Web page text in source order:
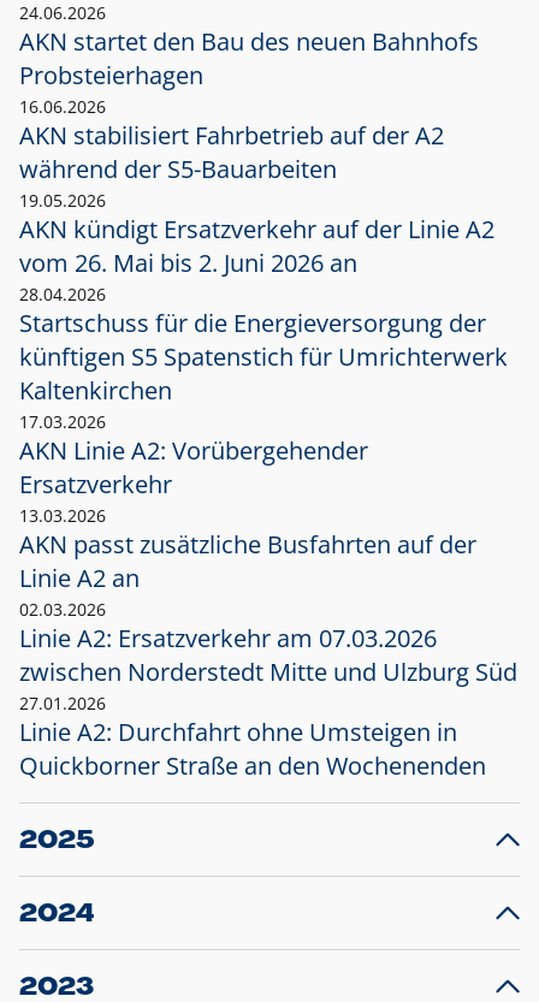
24.06.2026
AKN startet den Bau des neuen Bahnhofs
Probsteierhagen
16.06.2026
AKN stabilisiert Fahrbetrieb auf der A2
während der S5-Bauarbeiten
19.05.2026
AKN kündigt Ersatzverkehr auf der Linie A2
vom 26. Mai bis 2. Juni 2026 an
28.04.2026
Startschuss für die Energieversorgung der
künftigen S5 Spatenstich für Umrichterwerk
Kaltenkirchen
17.03.2026
AKN Linie A2: Vorübergehender
Ersatzverkehr
13.03.2026
AKN passt zusätzliche Busfahrten auf der
Linie A2 an
02.03.2026
Linie A2: Ersatzverkehr am 07.03.2026
zwischen Norderstedt Mitte und Ulzburg Süd
27.01.2026
Linie A2: Durchfahrt ohne Umsteigen in
Quickborner Straße an den Wochenenden
2025
23.12.2025
Projekt S5: Start der Bauarbeiten am
2024
10.12.2024
Großprojekt S5: Sperrung der Bahnstraße in
2023